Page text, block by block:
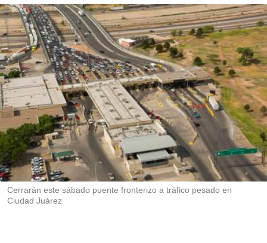
i
o
n
e
s
d
e
c
o
m
p
a
r
t
i
r
r
d
a
r
Cerrarán este sábado puente fronterizo a tráfico pesado en
Ciudad Juárez